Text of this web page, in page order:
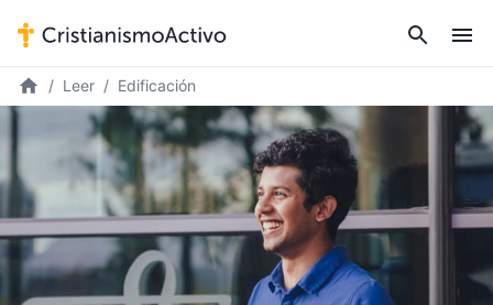
Leer Edificación